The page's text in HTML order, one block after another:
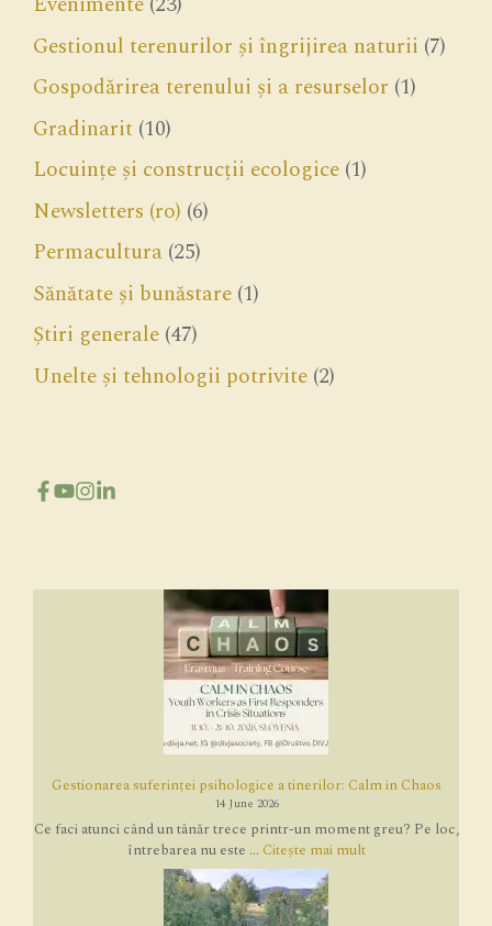
Gestionul terenurilor și îngrijirea naturii (7)
Gospodărirea terenului și a resurselor (1)
Gradinarit (10)
Locuințe și construcții ecologice (1)
Newsletters (ro) (6)
Permacultura (25)
Sănătate și bunăstare (1)
Știri generale (47)
Unelte și tehnologii potrivite (2)
Gestionarea suferinței psihologice a tinerilor: Calm in Chaos
14 June 2026
Ce faci atunci când un tânăr trece printr-un moment greu? Pe loc,
întrebarea nu este ... Citește mai mult